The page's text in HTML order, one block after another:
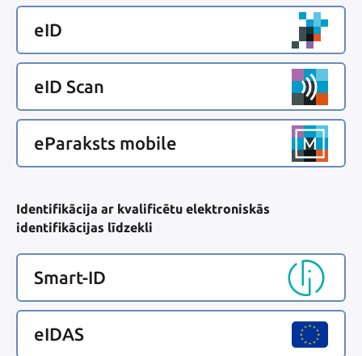
eID
eID Scan
eParaksts mobile
Identifikācija ar kvalificētu elektroniskās
identifikācijas līdzekli
Smart-ID
eIDAS